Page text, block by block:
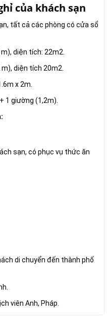
của khách sạn
tất cả các phòng có cửa sổ
diện tích: 22m2.
diện tích 20m2.
x 2m.
1 giường (1,2m).
sạn, có phục vụ thức ăn
di chuyển đến thành phố
viên Anh, Pháp.